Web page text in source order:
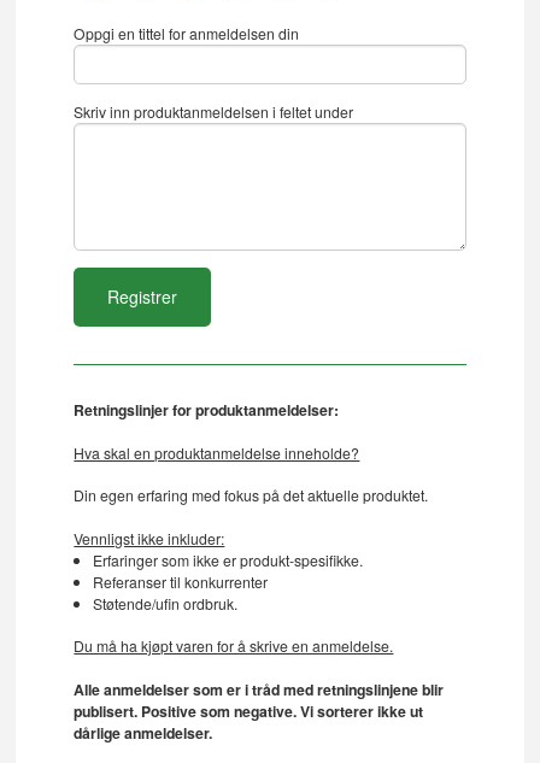
Oppgi en tittel for anmeldelsen din
Skriv inn produktanmeldelsen i feltet under
Retningslinjer for produktanmeldelser:
Hva skal en produktanmeldelse inneholde?
Din egen erfaring med fokus på det aktuelle produktet.
Vennligst ikke inkluder:
Erfaringer som ikke er produkt-spesifikke.
Referanser til konkurrenter
Støtende/ufin ordbruk.
Du må ha kjøpt varen for å skrive en anmeldelse.
Alle anmeldelser som er i tråd med retningslinjene blir
publisert. Positive som negative. Vi sorterer ikke ut
dårlige anmeldelser.